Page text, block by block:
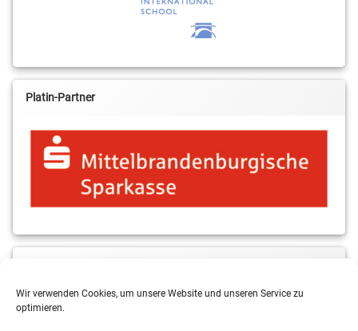
Wir verwenden Cookies, um unsere Website und unseren Service zu
optimieren.
Platin-Partner